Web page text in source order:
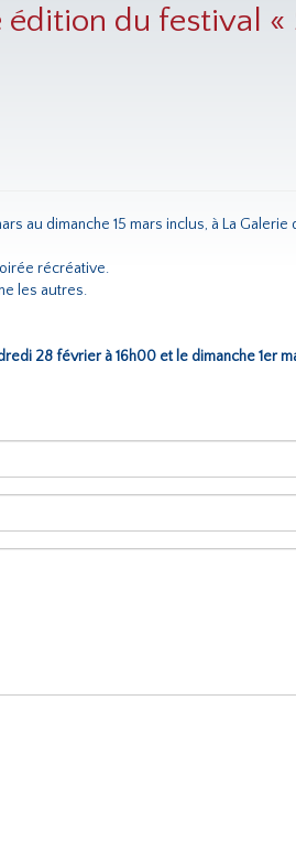
édition du festival
au dimanche 15 mars inclus, à La
récréative.
les autres.
28 février à 16h00 et le dimanche 1er